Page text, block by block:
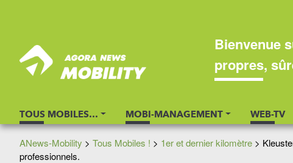
Bienvenue
propres,
TOUS MOBILES… MOBI-MANAGEMENT WEB-TV
ANews-Mobility > Tous Mobiles ! > 1er et dernier kilomètre >
professionnels.